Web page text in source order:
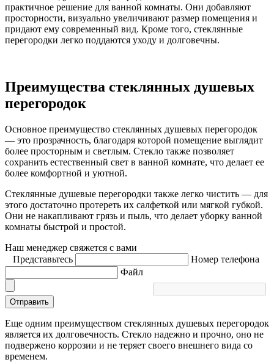
практичное решение для ванной комнаты. Они добавляют
просторности, визуально увеличивают размер помещения и
придают ему современный вид. Кроме того, стеклянные
перегородки легко поддаются уходу и долговечны.
Преимущества стеклянных душевых
перегородок
Основное преимущество стеклянных душевых перегородок
— это прозрачность, благодаря которой помещение выглядит
более просторным и светлым. Стекло также позволяет
сохранить естественный свет в ванной комнате, что делает ее
более комфортной и уютной.
Стеклянные душевые перегородки также легко чистить — для
этого достаточно протереть их салфеткой или мягкой губкой.
Они не накапливают грязь и пыль, что делает уборку ванной
комнаты быстрой и простой.
Наш менеджер свяжется с вами
Представьтесь
Номер телефона
Файл
Отправить
Еще одним преимуществом стеклянных душевых перегородок
является их долговечность. Стекло надежно и прочно, оно не
подвержено коррозии и не теряет своего внешнего вида со
временем.